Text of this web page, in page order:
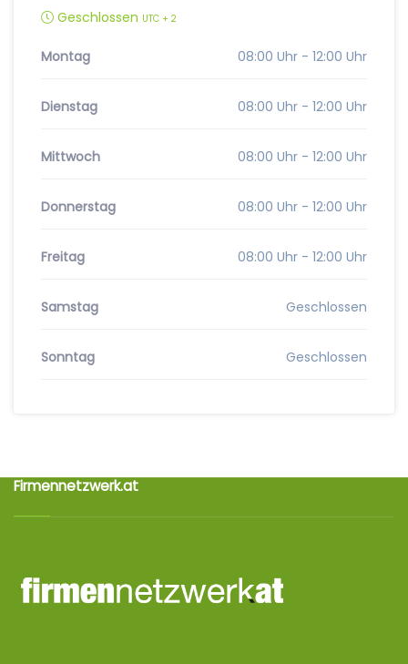
Geschlossen UTC + 2
Montag 08:00 Uhr - 12:00 Uhr
Dienstag 08:00 Uhr - 12:00 Uhr
Mittwoch 08:00 Uhr - 12:00 Uhr
Donnerstag 08:00 Uhr - 12:00 Uhr
Freitag 08:00 Uhr - 12:00 Uhr
Samstag Geschlossen
Sonntag Geschlossen
Firmennetzwerk.at